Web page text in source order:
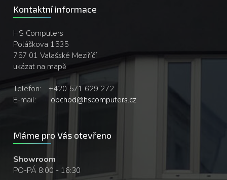
Kontaktní informace
HS Computers
Poláškova 1535
757 01 Valašské Meziříčí
ukázat na mapě
Telefon:
+420 571 629 272
E-mail:
obchod@hscomputers.cz
Máme pro Vás otevřeno
Showroom
PO-PÁ 8:00 - 16:30